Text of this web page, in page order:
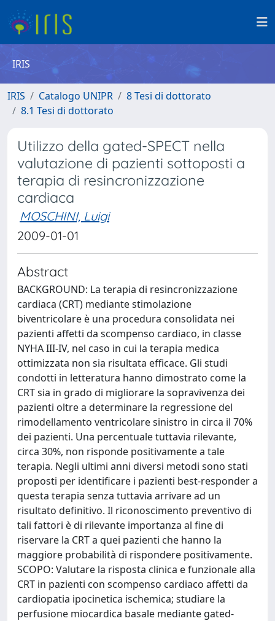
IRIS
IRIS Catalogo UNIPR
8 Tesi di dottorato
8.1 Tesi di dottorato
Utilizzo della gated-SPECT nella
valutazione di pazienti sottoposti a
terapia di resincronizzazione
cardiaca
MOSCHINI, Luigi
2009-01-01
Abstract
BACKGROUND: La terapia di resincronizzazione
cardiaca (CRT) mediante stimolazione
biventricolare è una procedura consolidata nei
pazienti affetti da scompenso cardiaco, in classe
NYHA III-IV, nel caso in cui la terapia medica
ottimizzata non sia risultata efficace. Gli studi
condotti in letteratura hanno dimostrato come la
CRT sia in grado di migliorare la sopravivenza dei
pazienti oltre a determinare la regressione del
rimodellamento ventricolare sinistro in circa il 70%
dei pazienti. Una percentuale tuttavia rilevante,
circa 30%, non risponde positivamente a tale
terapia. Negli ultimi anni diversi metodi sono stati
proposti per identificare i pazienti best-responder a
questa terapia senza tuttavia arrivare ad un
risultato definitivo. Il riconoscimento preventivo di
tali fattori è di rilevante importanza al fine di
riservare la CRT a quei pazienti che hanno la
maggiore probabilità di rispondere positivamente.
SCOPO: Valutare la risposta clinica e funzionale alla
CRT in pazienti con scompenso cardiaco affetti da
cardiopatia ipocinetica ischemica; studiare la
perfusione miocardica basale mediante gated-